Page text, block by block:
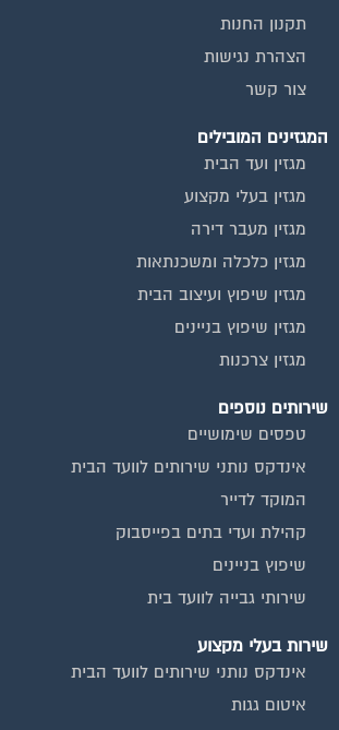
קהילת ועדי בתים בפייסבוק
שיפוץ בניינים
שירותי גבייה לוועד בית
שירות בעלי מקצוע
אינדקס נותני שירותים לוועד הבית
איטום גגות
ביטוח ועד בית
חיטוי מאגרי מים
כיבוי אש
מערכות סולאריות
משאבות מים
צביעת חדרי מדרגות
ועד בית, קבל במתנה את המדריך המלא לניהול
יהפוך את ניהול הבית המשותף לחוויה מהנה
רב ועלויות בתחזוקת הבניין!